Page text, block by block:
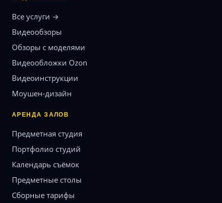
Все услуги →
Видеообзоры
Обзоры с моделями
Видеообложки Ozon
Видеоинструкции
Моушен-дизайн
АРЕНДА ЗАЛОВ
Предметная студия
Портфолио студий
Календарь съёмок
Предметные столы
Сборные тарифы